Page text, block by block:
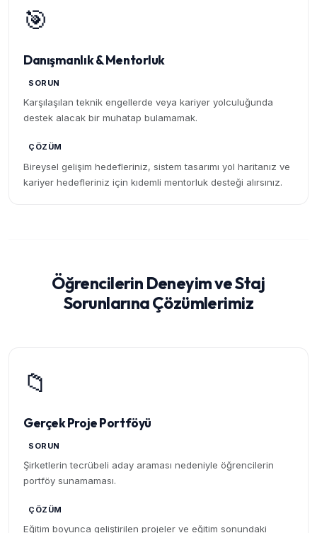
🎯
Danışmanlık & Mentorluk
SORUN
Karşılaşılan teknik engellerde veya kariyer yolculuğunda
destek alacak bir muhatap bulamamak.
ÇÖZÜM
Bireysel gelişim hedefleriniz, sistem tasarımı yol haritanız ve
kariyer hedefleriniz için kıdemli mentorluk desteği alırsınız.
Öğrencilerin Deneyim ve Staj
Sorunlarına Çözümlerimiz
📁
Gerçek Proje Portföyü
SORUN
Şirketlerin tecrübeli aday araması nedeniyle öğrencilerin
portföy sunamaması.
ÇÖZÜM
Eğitim boyunca geliştirilen projeler ve eğitim sonundaki